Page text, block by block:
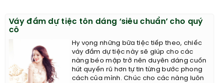
Váy đầm dự tiệc tôn dáng ‘siêu chuẩn’ cho quý
cô
Hy vọng những bữa tiệc tiếp theo, chiếc
váy đầm dự tiệc này sẽ giúp cho các
nàng béo mập trở nên duyên dáng cuốn
hút quyến rũ hơn tự tin từng bước phong
cách của mình. Chúc cho các nàng luôn